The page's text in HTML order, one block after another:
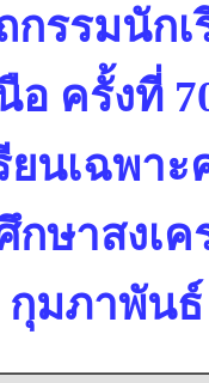
กรรมนัก
อ ครั้งที่
ยนเฉพา
กษาสงเ
มภาพันธ์